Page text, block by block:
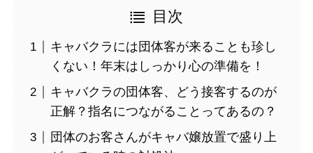
目次
キャバクラには団体客が来ることも珍し
くない！年末はしっかり心の準備を！
キャバクラの団体客、どう接客するのが
正解？指名につながることってあるの？
団体のお客さんがキャバ嬢放置で盛り上